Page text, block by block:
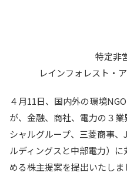
特定非
レインフォレスト・
４月11日、国内外の環境
が、金融、商社、電力の３
シャルグループ、三菱商事
ルディングスと中部電力）
める株主提案を提出いたしま